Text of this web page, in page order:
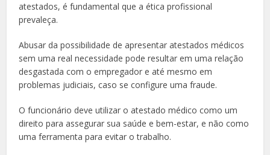
atestados, é fundamental que a ética profissional
prevaleça.
Abusar da possibilidade de apresentar atestados médicos
sem uma real necessidade pode resultar em uma relação
desgastada com o empregador e até mesmo em
problemas judiciais, caso se configure uma fraude.
O funcionário deve utilizar o atestado médico como um
direito para assegurar sua saúde e bem-estar, e não como
uma ferramenta para evitar o trabalho.